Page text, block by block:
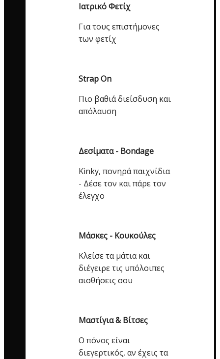
Ιατρικό Φετίχ
Για τους επιστήμονες
των φετίχ
Strap On
Πιο βαθιά διείσδυση και
απόλαυση
Δεσίματα - Bondage
Kinky, πονηρά παιχνίδια
- Δέσε τον και πάρε τον
έλεγχο
Μάσκες - Κουκούλες
Κλείσε τα μάτια και
διέγειρε τις υπόλοιπες
αισθήσεις σου
Μαστίγια & Βίτσες
Ο πόνος είναι
διεγερτικός, αν έχεις τα